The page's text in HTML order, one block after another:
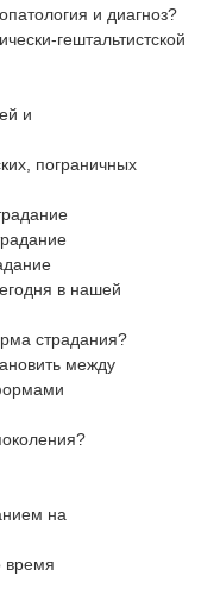
и диагноз?
гештальтистской
и
пограничных
в нашей
страдания?
между
на
время